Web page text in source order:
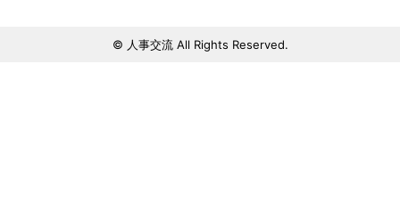
© 人事交流 All Rights Reserved.